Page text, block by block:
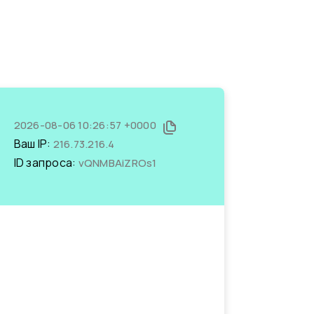
2026-08-06 10:26:57 +0000
Ваш IP: 216.73.216.4
ID запроса: vQNMBAiZROs1